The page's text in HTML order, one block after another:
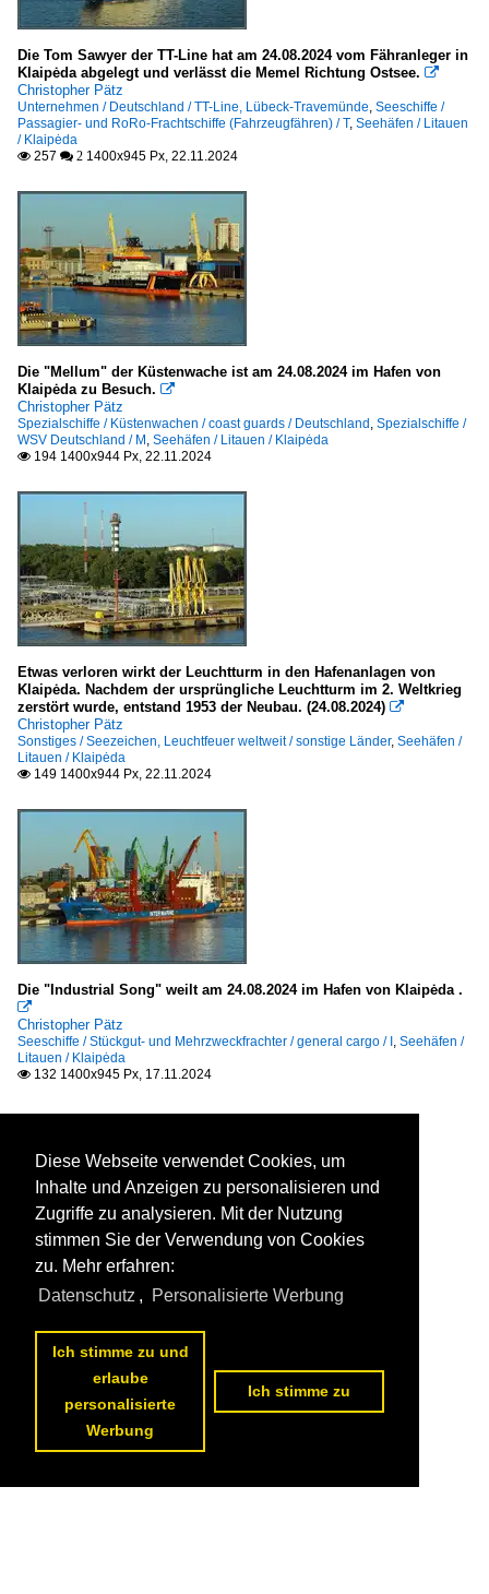
Die Tom Sawyer der TT-Line hat am 24.08.2024 vom Fähranleger in
Klaipėda abgelegt und verlässt die Memel Richtung Ostsee. 
Christopher Pätz
Unternehmen / Deutschland / TT-Line, Lübeck-Travemünde, Seeschiffe /
Passagier- und RoRo-Frachtschiffe (Fahrzeugfähren) / T, Seehäfen / Litauen
/ Klaipėda
 257  2 1400x945 Px, 22.11.2024
Die "Mellum" der Küstenwache ist am 24.08.2024 im Hafen von
Klaipėda zu Besuch. 
Christopher Pätz
Spezialschiffe / Küstenwachen / coast guards / Deutschland , Spezialschiffe /
WSV Deutschland / M , Seehäfen / Litauen / Klaipėda
 194 1400x944 Px, 22.11.2024
Etwas verloren wirkt der Leuchtturm in den Hafenanlagen von
Klaipėda. Nachdem der ursprüngliche Leuchtturm im 2. Weltkrieg
zerstört wurde, entstand 1953 der Neubau. (24.08.2024) 
Christopher Pätz
Sonstiges / Seezeichen, Leuchtfeuer weltweit / sonstige Länder, Seehäfen /
Litauen / Klaipėda
 149 1400x944 Px, 22.11.2024
Die "Industrial Song" weilt am 24.08.2024 im Hafen von Klaipėda .

Christopher Pätz
Seeschiffe / Stückgut- und Mehrzweckfrachter / general cargo / I , Seehäfen /
Litauen / Klaipėda
 132 1400x945 Px, 17.11.2024
Diese Webseite verwendet Cookies, um
Inhalte und Anzeigen zu personalisieren und
Zugriffe zu analysieren. Mit der Nutzung
stimmen Sie der Verwendung von Cookies
zu. Mehr erfahren:
Datenschutz , Personalisierte Werbung
Ich stimme zu und
erlaube
personalisierte
Werbung
Ich stimme zu